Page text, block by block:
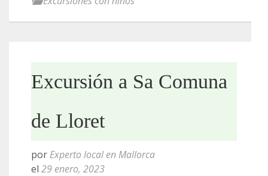
Excursión a Sa Comuna
de Lloret
por Experto local en Mallorca
el 29 enero, 2023